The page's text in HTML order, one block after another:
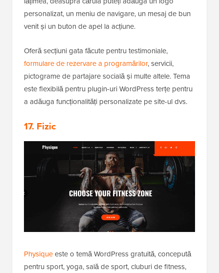
personalizat, un meniu de navigare, un mesaj de bun
venit și un buton de apel la acțiune.
Oferă secțiuni gata făcute pentru testimoniale,
formulare de rezervare a programărilor, servicii,
pictograme de partajare socială și multe altele. Tema
este flexibilă pentru plugin-uri WordPress terțe pentru
a adăuga funcționalități personalizate pe site-ul dvs.
17. Fizic
Physiqueeste o temă WordPress gratuită, concepută
pentru sport, yoga, sală de sport, cluburi de fitness,